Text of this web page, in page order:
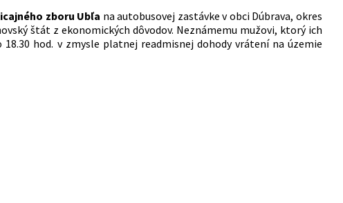
zboru Ubľa na autobusovej zastávke v obci Dúbrava, okres
štát z ekonomických dôvodov. Neznámemu mužovi, ktorý ich
hod. v zmysle platnej readmisnej dohody vrátení na územie